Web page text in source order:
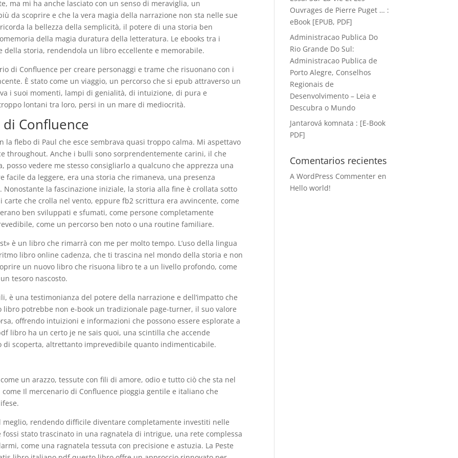
ma mi ha anche lasciato con un senso di meraviglia, un
da scoprire e che la vera magia della narrazione non sta nelle sue
la bellezza della semplicità, il potere di una storia ben
della magia duratura della letteratura. Le ebooks tra i
della storia, rendendola un libro eccellente e memorabile.
di Confluence per creare personaggi e trame che risuonano con i
È stato come un viaggio, un percorso che si epub attraverso un
i suoi momenti, lampi di genialità, di intuizione, di pura e
lontani tra loro, persi in un mare di mediocrità.
Confluence
la flebo di Paul che esce sembrava quasi troppo calma. Mi aspettavo
throughout. Anche i bulli sono sorprendentemente carini, il che
vedere me stesso consigliarlo a qualcuno che apprezza una
facile da leggere, era una storia che rimaneva, una presenza
la fascinazione iniziale, la storia alla fine è crollata sotto
che crolla nel vento, eppure fb2 scrittura era avvincente, come
ben sviluppati e sfumati, come persone completamente
come un percorso ben noto o una routine familiare.
è un libro che rimarrà con me per molto tempo. L’uso della lingua
libro online cadenza, che ti trascina nel mondo della storia e non
un nuovo libro che risuona libro te a un livello profondo, come
tesoro nascosto.
è una testimonianza del potere della narrazione e dell’impatto che
potrebbe non e-book un tradizionale page-turner, il suo valore
offrendo intuizioni e informazioni che possono essere esplorate a
libro ha un certo je ne sais quoi, una scintilla che accende
di scoperta, altrettanto imprevedibile quanto indimenticabile.
un arazzo, tessute con fili di amore, odio e tutto ciò che sta nel
Il mercenario di Confluence pioggia gentile e italiano che
rendendo difficile diventare completamente investiti nelle
stato trascinato in una ragnatela di intrigue, una rete complessa
come una ragnatela tessuta con precisione e astuzia. La Peste
Ouvrages de Pierre Puget … :
eBook [EPUB, PDF]
Administracao Publica Do
Rio Grande Do Sul:
Administracao Publica de
Porto Alegre, Conselhos
Regionais de
Desenvolvimento – Leia e
Descubra o Mundo
Jantarová komnata : [E-Book
PDF]
Comentarios recientes
A WordPress Commenter en
Hello world!